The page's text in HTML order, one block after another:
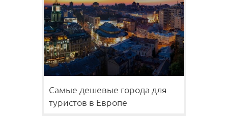
Самые дешевые города для
туристов в Европе